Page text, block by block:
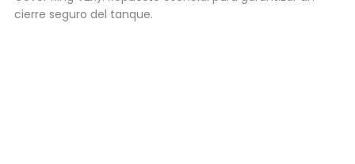
cierre seguro del tanque.